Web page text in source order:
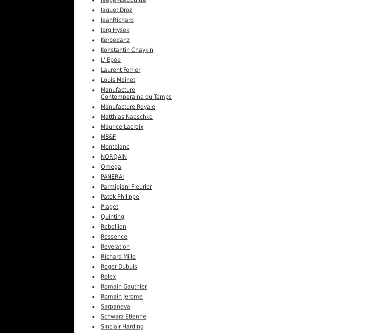
Jaquet Droz
JeanRichard
Jorg Hysek
Kerbedanz
Konstantin Chaykin
L' Epée
Laurent Ferrier
Louis Moinet
Manufacture
Contemporaine du Temps
Manufacture Royale
Matthias Naeschke
Maurice Lacroix
MB&F
Montblanc
NORQAIN
Omega
PANERAI
Parmigiani Fleurier
Patek Philippe
Piaget
Quinting
Rebellion
Ressence
Revelation
Richard Mille
Roger Dubuis
Rolex
Romain Gauthier
Romain Jerome
Sarpaneva
Schwarz Etienne
Sinclair Harding